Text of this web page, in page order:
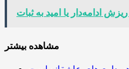
ادامه‌دار یا امید به ثبات
مشاهده بیشتر